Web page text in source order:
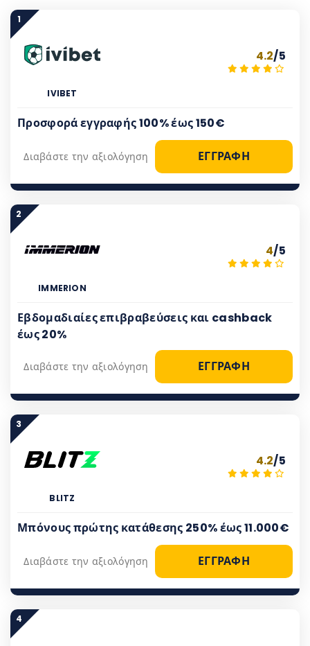
1
IVIBET
4.2/5
Προσφορά εγγραφής 100% έως 150€
ΕΓΓΡΑΦΗ
Διαβάστε την αξιολόγηση
2
IMMERION
4/5
Εβδομαδιαίες επιβραβεύσεις και cashback
έως 20%
ΕΓΓΡΑΦΗ
Διαβάστε την αξιολόγηση
3
BLITZ
4.2/5
Μπόνους πρώτης κατάθεσης 250% έως 11.000€
ΕΓΓΡΑΦΗ
Διαβάστε την αξιολόγηση
4